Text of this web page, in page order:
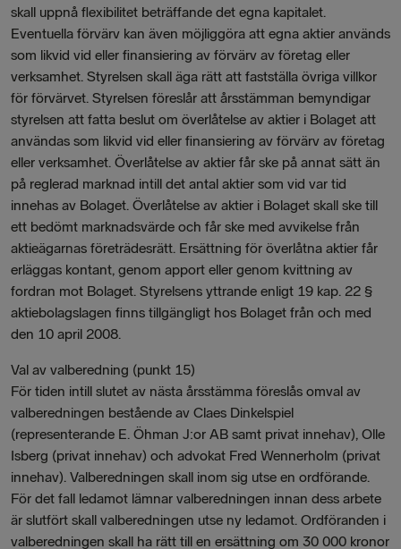
skall uppnå flexibilitet beträffande det egna kapitalet.
Eventuella förvärv kan även möjliggöra att egna aktier används
som likvid vid eller finansiering av förvärv av företag eller
verksamhet. Styrelsen skall äga rätt att fastställa övriga villkor
för förvärvet. Styrelsen föreslår att årsstämman bemyndigar
styrelsen att fatta beslut om överlåtelse av aktier i Bolaget att
användas som likvid vid eller finansiering av förvärv av företag
eller verksamhet. Överlåtelse av aktier får ske på annat sätt än
på reglerad marknad intill det antal aktier som vid var tid
innehas av Bolaget. Överlåtelse av aktier i Bolaget skall ske till
ett bedömt marknadsvärde och får ske med avvikelse från
aktieägarnas företrädesrätt. Ersättning för överlåtna aktier får
erläggas kontant, genom apport eller genom kvittning av
fordran mot Bolaget. Styrelsens yttrande enligt 19 kap. 22 §
aktiebolagslagen finns tillgängligt hos Bolaget från och med
den 10 april 2008.
Val av valberedning (punkt 15)
För tiden intill slutet av nästa årsstämma föreslås omval av
valberedningen bestående av Claes Dinkelspiel
(representerande E. Öhman J:or AB samt privat innehav), Olle
Isberg (privat innehav) och advokat Fred Wennerholm (privat
innehav). Valberedningen skall inom sig utse en ordförande.
För det fall ledamot lämnar valberedningen innan dess arbete
är slutfört skall valberedningen utse ny ledamot. Ordföranden i
valberedningen skall ha rätt till en ersättning om 30 000 kronor